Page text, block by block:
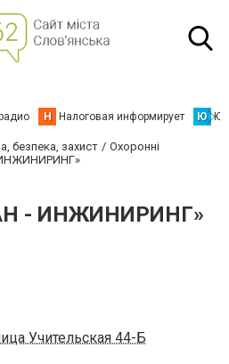
Н Налоговая информирует Ю
безпека, захист
Охоронні
- ИНЖИНИРИНГ»
Учительская 44-Б